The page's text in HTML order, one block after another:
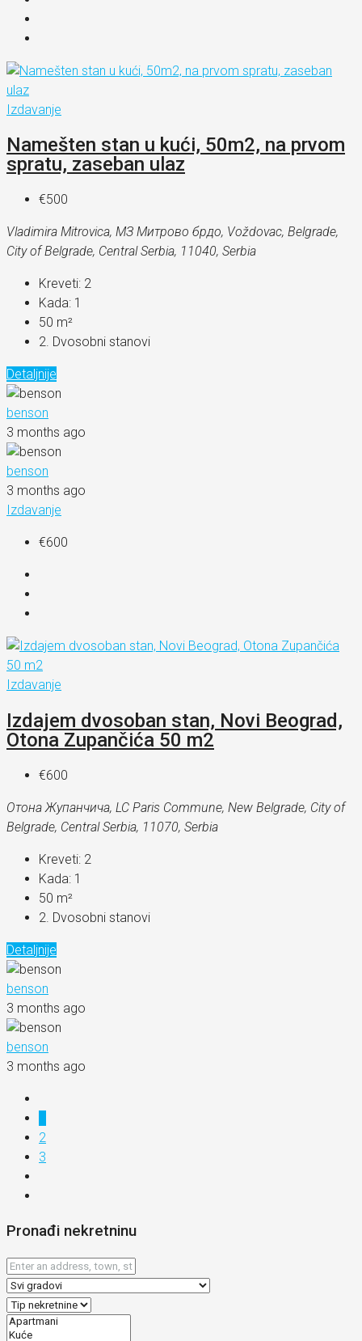
Izdavanje
Namešten stan u kući, 50m2, na prvom
spratu, zaseban ulaz
€500
Vladimira Mitrovica, МЗ Митрово брдо, Voždovac, Belgrade,
City of Belgrade, Central Serbia, 11040, Serbia
Kreveti: 2
Kada: 1
50 m²
2. Dvosobni stanovi
Detaljnije
benson
3 months ago
benson
3 months ago
Izdavanje
€600
Izdavanje
Izdajem dvosoban stan, Novi Beograd,
Otona Zupančića 50 m2
€600
Отона Жупанчича, LC Paris Commune, New Belgrade, City of
Belgrade, Central Serbia, 11070, Serbia
Kreveti: 2
Kada: 1
50 m²
2. Dvosobni stanovi
Detaljnije
benson
3 months ago
benson
3 months ago
2
3
Pronađi nekretninu